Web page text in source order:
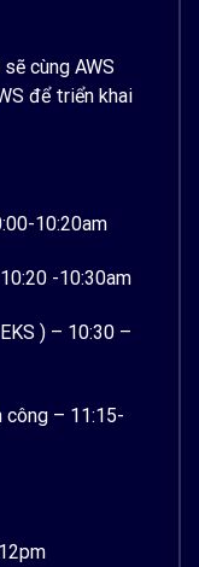
cùng AWS
để triển khai
10:20am
-10:30am
) – 10:30 –
công – 11:15-